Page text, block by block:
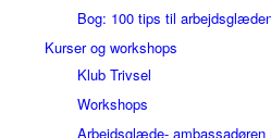
Bog: 100 tips til
Kurser og workshops
Klub Trivsel
Workshops
Arbejdsglæde- ambassadøren